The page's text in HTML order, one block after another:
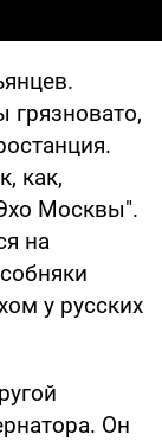
грязновато,
как,
Москвы".
на
у русских
Он